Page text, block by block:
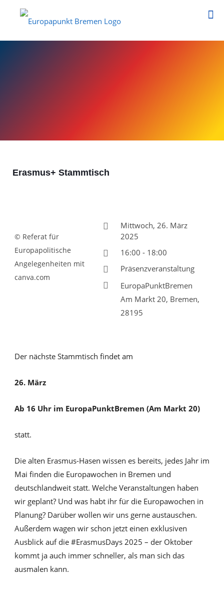
Erasmus+ Stammtisch
© Referat für
Europapolitische
Angelegenheiten mit
canva.com
Mittwoch, 26. März
2025
16:00 - 18:00
Präsenzveranstaltung
EuropaPunktBremen
Am Markt 20, Bremen,
28195
Der nächste Stammtisch findet am
26. März
Ab 16 Uhr im EuropaPunktBremen (Am Markt 20)
statt.
Die alten Erasmus-Hasen wissen es bereits, jedes Jahr im
Mai finden die Europawochen in Bremen und
deutschlandweit statt. Welche Veranstaltungen haben
wir geplant? Und was habt ihr für die Europawochen in
Planung? Darüber wollen wir uns gerne austauschen.
Außerdem wagen wir schon jetzt einen exklusiven
Ausblick auf die #ErasmusDays 2025 – der Oktober
kommt ja auch immer schneller, als man sich das
ausmalen kann.